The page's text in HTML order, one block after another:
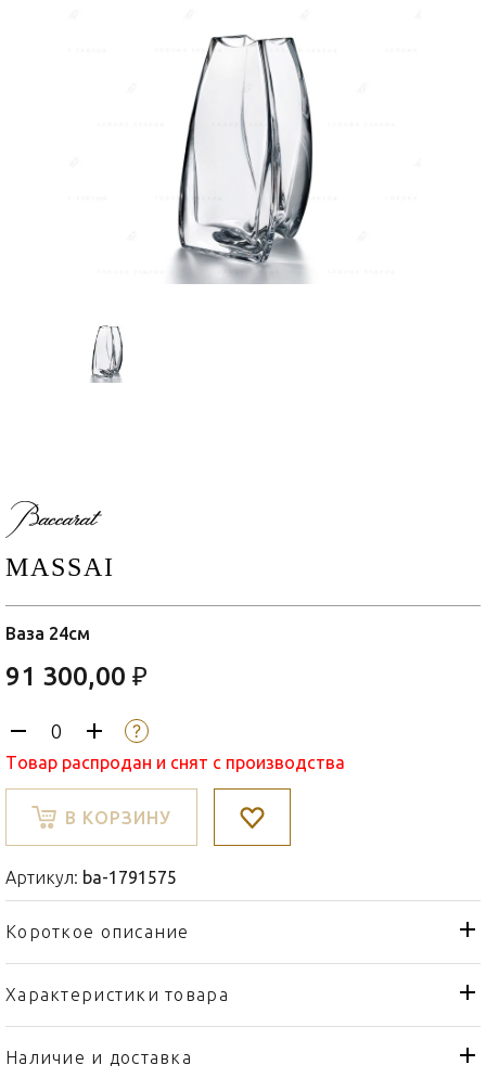
MASSAI
Ваза 24см
91 300,00 ₽
Товар распродан и снят с производства
В КОРЗИНУ
Артикул: ba-1791575
Короткое описание
Характеристики товара
Тип товара
Ваза
Бренд
Наличие и доставка